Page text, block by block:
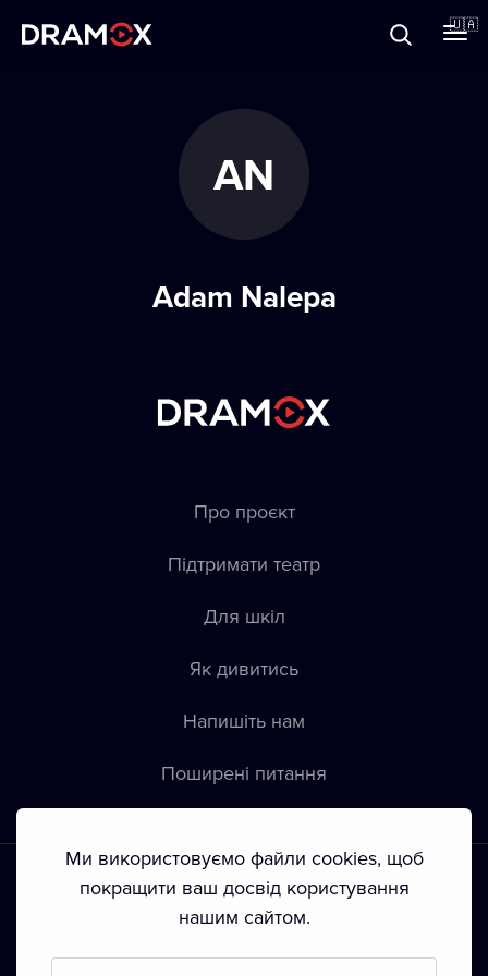
🇺🇦
Зареєструватися
AN
Adam Nalepa
Про проєкт
Підтримати театр
Для шкіл
Як дивитись
Напишіть нам
Пoширені питання
Положення й умови • Конфіденційність • Автoрські права
Ми використовуємо файли cookies, щоб
покращити ваш досвід користування
нашим сайтом.